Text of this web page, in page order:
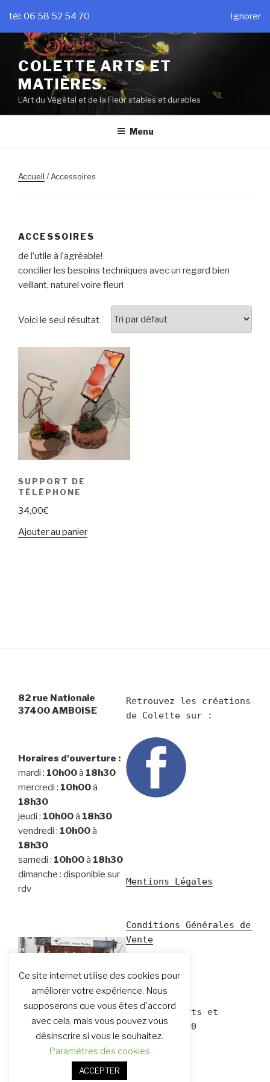
contenu
principal
COLETTE ARTS ET
MATIÈRES.
L'Art du Végétal et de la Fleur stables et durables
Menu
Accueil / Accessoires
ACCESSOIRES
de l’utile à l’agréable!
concilier les besoins techniques avec un regard bien
veillant, naturel voire fleuri
Voici le seul résultat
SUPPORT DE
TÉLÉPHONE
34,00€
Ajouter au panier
82 rue Nationale
37400 AMBOISE
Horaires d'ouverture :
mardi : 10h00à 18h30
mercredi : 10h00à
18h30
jeudi : 10h00à 18h30
vendredi : 10h00à
18h30
samedi : 10h00à 18h30
dimanche : disponible sur
rdv
Devanture de la boutique
Colette Arts et Matières
Retrouvez les créations
Mentions Légales
Conditions Générales de
Vente
© Colette Arts et
Matières 2020
Ce site internet utilise des cookies pour
améliorer votre expérience. Nous
supposerons que vous êtes d'accord
avec cela, mais vous pouvez vous
désinscrire si vous le souhaitez.
Paramètres des cookies
ACCEPTER
tél: 06 58 52 54 70 Ignorer